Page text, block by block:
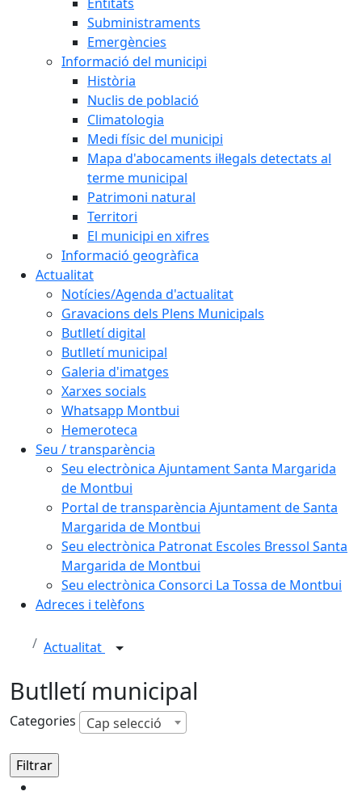
Subministraments
Emergències
Informació del municipi
Història
Nuclis de població
Climatologia
Medi físic del municipi
Mapa d'abocaments il·legals detectats al
terme municipal
Patrimoni natural
Territori
El municipi en xifres
Informació geogràfica
Actualitat
Notícies/Agenda d'actualitat
Gravacions dels Plens Municipals
Butlletí digital
Butlletí municipal
Galeria d'imatges
Xarxes socials
Whatsapp Montbui
Hemeroteca
Seu / transparència
Seu electrònica Ajuntament Santa Margarida
de Montbui
Portal de transparència Ajuntament de Santa
Margarida de Montbui
Seu electrònica Patronat Escoles Bressol Santa
Margarida de Montbui
Seu electrònica Consorci La Tossa de Montbui
Adreces i telèfons
Actualitat
Butlletí municipal
Categories Cap selecció